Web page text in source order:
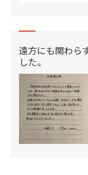
遠方にも関わら
した。